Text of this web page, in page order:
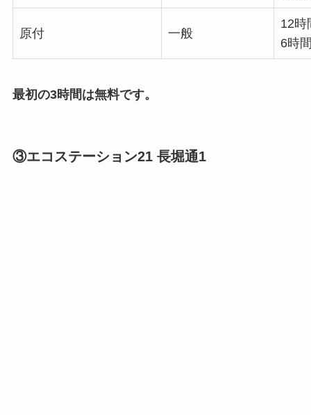
原付 一般
12時
6時
最初の3時間は無料です。
③エコステーション21 長堀通1